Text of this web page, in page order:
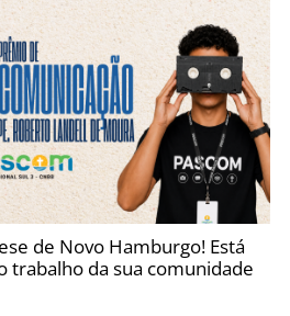
de Novo Hamburgo! Está
trabalho da sua comunidade